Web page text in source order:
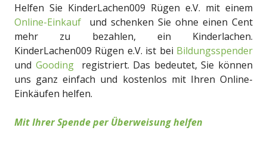
Helfen Sie KinderLachen009 Rügen e.V. mit einem
Online-Einkauf und schenken Sie ohne einen Cent
mehr zu bezahlen, ein Kinderlachen.
KinderLachen009 Rügen e.V. ist bei Bildungsspender
und Goodingregistriert. Das bedeutet, Sie können
uns ganz einfach und kostenlos mit Ihren Online-
Einkäufen helfen.
Mit Ihrer Spende per Überweisung helfen